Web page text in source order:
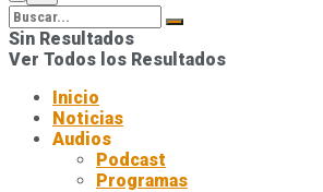
Sin Resultados
Ver Todos los Resultados
Inicio
Noticias
Audios
Podcast
Programas